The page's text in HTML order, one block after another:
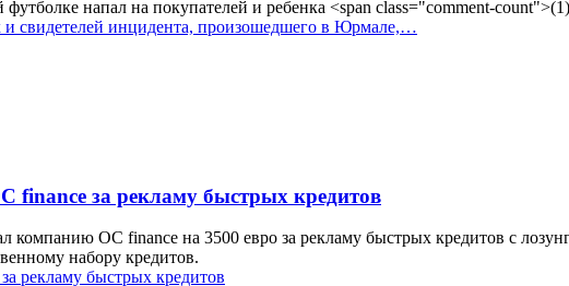
и свидетелей инцидента, произошедшего в Юрмале,…
finance за рекламу быстрых кредитов
OC finance на 3500 евро за рекламу быстрых кредитов с
набору кредитов.